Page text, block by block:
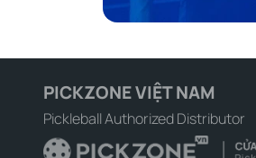
PICKZONE VIỆT NAM
Pickleball Authorized Distributor